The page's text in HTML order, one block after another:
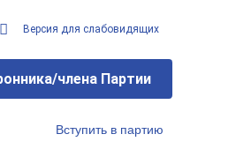
Версия для слабовидящих
члена Партии
Вступить в партию